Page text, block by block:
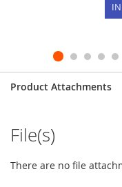
Product Attachments
File(s)
There are no file